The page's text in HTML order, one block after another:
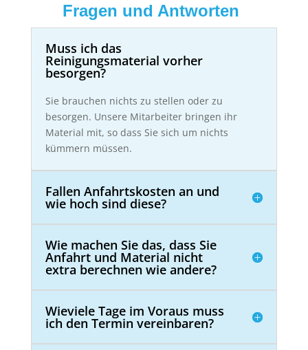
Fragen und Antworten
Muss ich das
Reinigungsmaterial vorher
besorgen?
Sie brauchen nichts zu stellen oder zu
besorgen. Unsere Mitarbeiter bringen ihr
Material mit, so dass Sie sich um nichts
kümmern müssen.
Fallen Anfahrtskosten an und
wie hoch sind diese?
Wie machen Sie das, dass Sie
Anfahrt und Material nicht
extra berechnen wie andere?
Wieviele Tage im Voraus muss
ich den Termin vereinbaren?